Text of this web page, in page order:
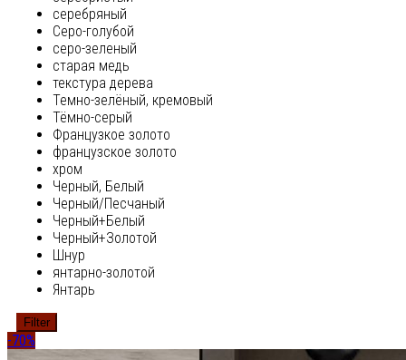
серебряный
Серо-голубой
серо-зеленый
старая медь
текстура дерева
Темно-зелёный, кремовый
Тёмно-серый
Французкое золото
французское золото
хром
Черный, Белый
Черный/Песчаный
Черный+Белый
Черный+Золотой
Шнур
янтарно-золотой
Янтарь
Filter
-70%